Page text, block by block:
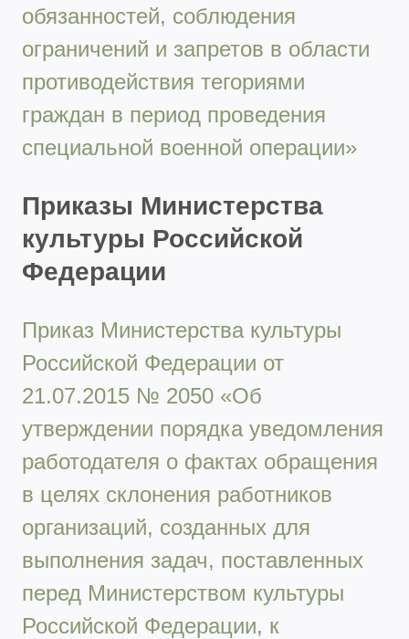
обязанностей, соблюдения
ограничений и запретов в области
противодействия тегориями
граждан в период проведения
специальной военной операции»
Приказы Министерства
культуры Российской
Федерации
Приказ Министерства культуры
Российской Федерации от
21.07.2015 № 2050 «Об
утверждении порядка уведомления
работодателя о фактах обращения
в целях склонения работников
организаций, созданных для
выполнения задач, поставленных
перед Министерством культуры
Российской Федерации, к